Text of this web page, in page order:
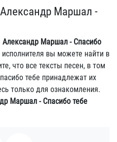
Маршал -
Александр Маршал - Спасибо
вы можете найти в
что все тексты песен, в том
тебе принадлежат их
только для ознакомления.
Маршал - Спасибо тебе